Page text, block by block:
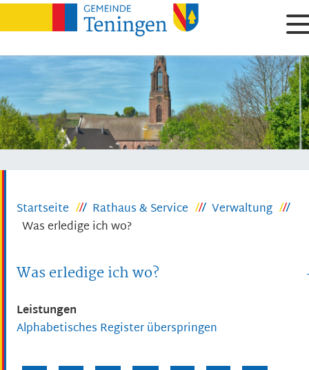
Startseite Rathaus & Service
Verwaltung
Was erledige ich wo?
Was erledige ich wo?
Leistungen
Alphabetisches Register überspringen